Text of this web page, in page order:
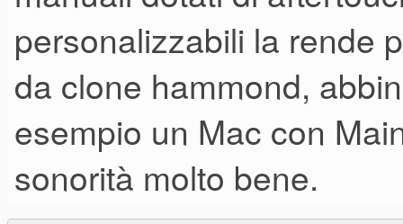
personalizzabili la rende
da clone hammond,
esempio un Mac con
sonorità molto bene.